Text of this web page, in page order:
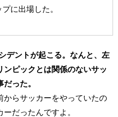
に出場した。
デントが起こる。なんと、左
ンピックとは関係のないサッ
った。
らサッカーをやっていたの
だったんですよ。